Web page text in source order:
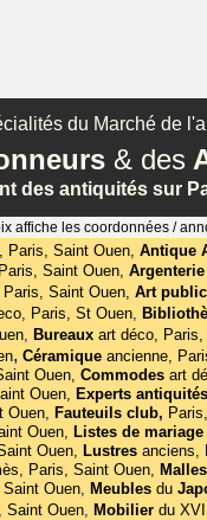
du Marché de
& des
des antiquités sur
affiche les coordonnées /
Paris, Saint Ouen, Antique
Saint Ouen, Argenterie
Saint Ouen, Art
Paris, St Ouen,
, Bureaux art déco, Paris,
, Céramique ancienne,
Ouen, Commodesart
Ouen, Experts antiquités
Ouen, Fauteuils club,
Ouen, Listes de mariage
Ouen, Lustres anciens,
Paris, Saint Ouen, Malles
Ouen, Meubles du
Saint Ouen, Mobilier du